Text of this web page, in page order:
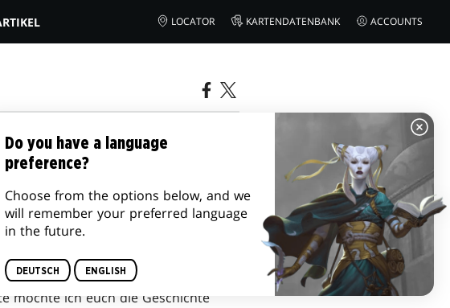
LOCATOR KARTENDATENBANK ACCOUNTS
(TEIL 1)
möchte ich euch die Geschichte
Do you have a language
preference?
Choose from the options below, and we
will remember your preferred language
in the future.
DEUTSCH ENGLISH